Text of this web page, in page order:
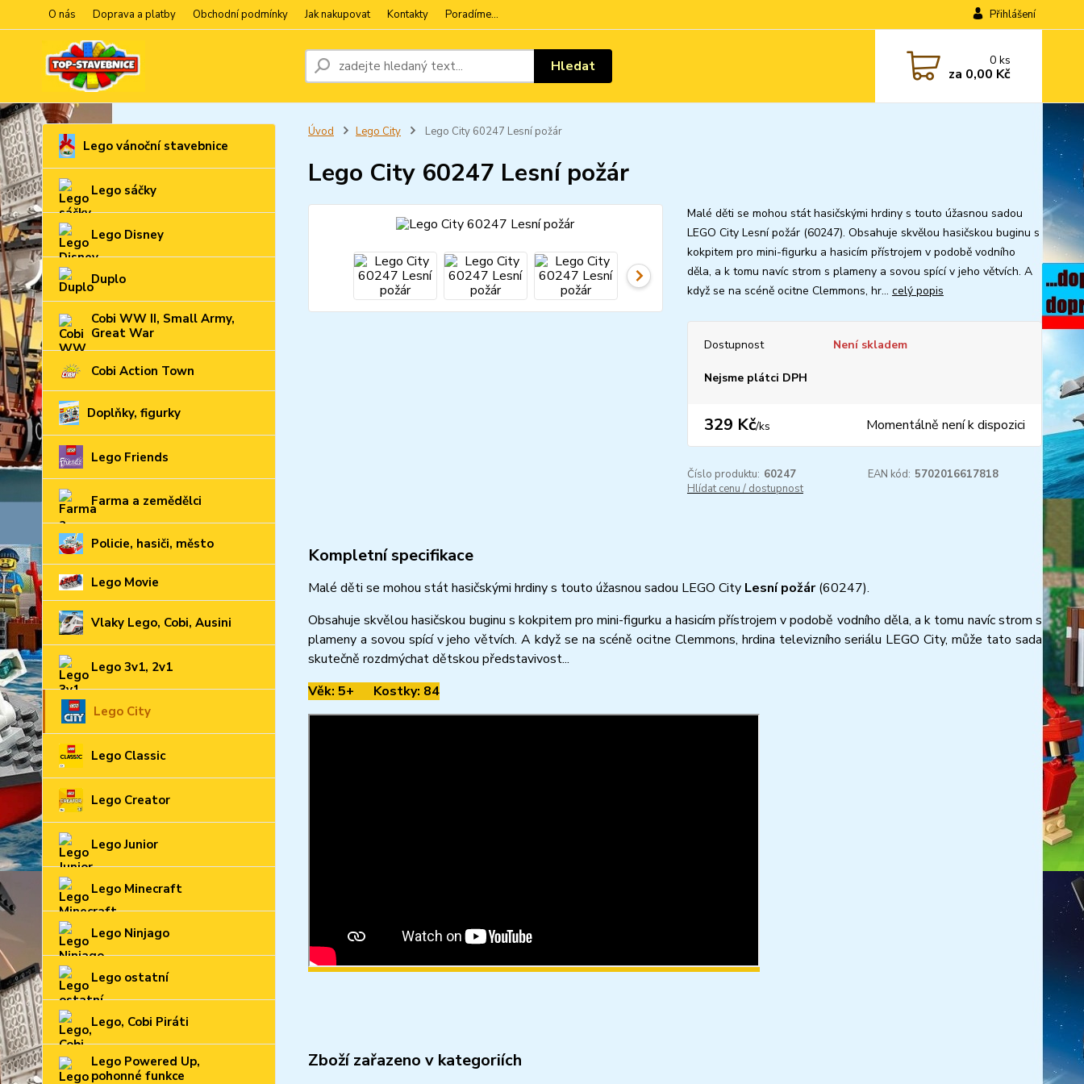
O nás Doprava a platby Obchodní podmínky Jak nakupovat Kontakty Poradíme... Přihlášení
Hledat 0ks
za 0,00 Kč
Lego vánoční stavebnice
Lego sáčky
Lego Disney
Duplo
Cobi WW II, Small Army,
Great War
Cobi Action Town
Doplňky, figurky
Lego Friends
Farma a zemědělci
Policie, hasiči, město
Lego Movie
Vlaky Lego, Cobi, Ausini
Lego 3v1, 2v1
Lego City
Lego Classic
Lego Creator
Lego Junior
Lego Minecraft
Lego Ninjago
Lego ostatní
Lego, Cobi Piráti
Lego Powered Up,
pohonné funkce
Úvod Lego City Lego City 60247 Lesní požár
Lego City 60247 Lesní požár
Malé děti se mohou stát hasičskými hrdiny s touto úžasnou sadou
LEGO City Lesní požár (60247). Obsahuje skvělou hasičskou buginu s
kokpitem pro mini-figurku a hasicím přístrojem v podobě vodního
děla, a k tomu navíc strom s plameny a sovou spící v jeho větvích. A
když se na scéně ocitne Clemmons, hr... celý popis
Dostupnost Není skladem
Nejsme plátci DPH
329 Kč/ks Momentálně není k dispozici
Číslo produktu: 60247 EAN kód: 5702016617818
Hlídat cenu / dostupnost
Kompletní specifikace
Malé děti se mohou stát hasičskými hrdiny s touto úžasnou sadou LEGO City Lesní požár(60247).
Obsahuje skvělou hasičskou buginu s kokpitem pro mini-figurku a hasicím přístrojem v podobě vodního děla, a k tomu navíc strom s
plameny a sovou spící v jeho větvích. A když se na scéně ocitne Clemmons, hrdina televizního seriálu LEGO City, může tato sada
skutečně rozdmýchat dětskou představivost...
Věk: 5+ Kostky: 84
Zboží zařazeno v kategoriích